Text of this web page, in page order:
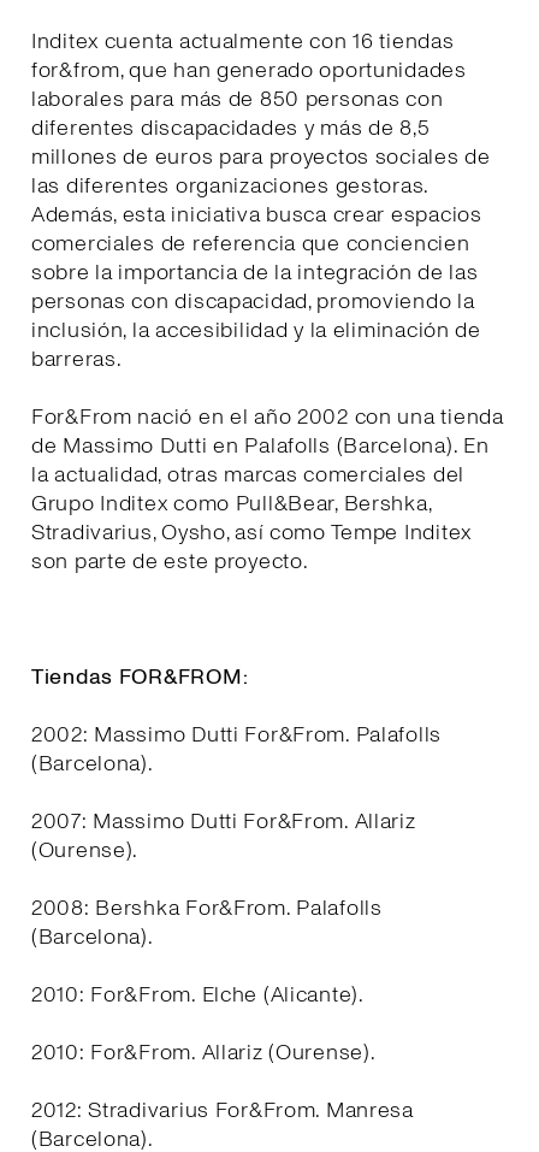
Inditex cuenta actualmente con 16 tiendas
for&from, que han generado oportunidades
laborales para más de 850 personas con
diferentes discapacidades y más de 8,5
millones de euros para proyectos sociales de
las diferentes organizaciones gestoras.
Además, esta iniciativa busca crear espacios
comerciales de referencia que conciencien
sobre la importancia de la integración de las
personas con discapacidad, promoviendo la
inclusión, la accesibilidad y la eliminación de
barreras.
For&From nació en el año 2002 con una tienda
de Massimo Dutti en Palafolls (Barcelona). En
la actualidad, otras marcas comerciales del
Grupo Inditex como Pull&Bear, Bershka,
Stradivarius, Oysho, así como Tempe Inditex
son parte de este proyecto.
Tiendas FOR&FROM:
2002: Massimo Dutti For&From. Palafolls
(Barcelona).
2007: Massimo Dutti For&From. Allariz
(Ourense).
2008: Bershka For&From. Palafolls
(Barcelona).
2010: For&From. Elche (Alicante).
2010: For&From. Allariz (Ourense).
2012: Stradivarius For&From. Manresa
(Barcelona).